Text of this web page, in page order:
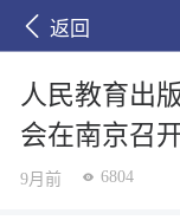
返回
人民教育出
会在南京召
9月前 6804